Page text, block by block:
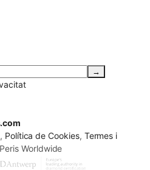
, Política de Cookies, Termes i
Worldwide